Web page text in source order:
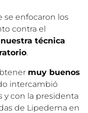
se enfocaron los
contra el
nuestra técnica
.
muy buenos
intercambió
con la presidenta
de Lipedema en